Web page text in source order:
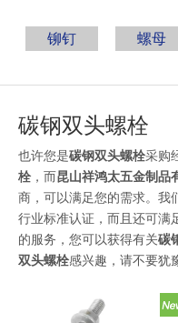
铆钉 螺母
碳钢双头螺栓
也许您是碳钢双头螺栓采购
栓 ，而 昆山祥鸿太五金制品
商，可以满足您的需求。我
行业标准认证，而且还可满
的服务，您可以获得有关碳
双头螺栓感兴趣，请不要犹